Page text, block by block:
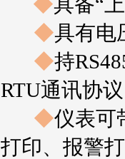
◆具有电
◆持
RTU通讯协议
◆仪表可
打印、报警